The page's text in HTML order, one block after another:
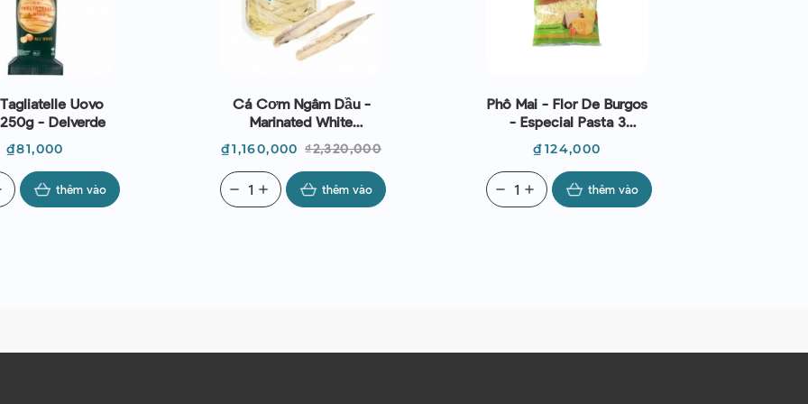
Uovo
- Delverde
Giá
₫81,000
thêm vào
Cá Cơm Ngâm Dầu -
Marinated White
Anchovies 740g | EXP
23/08/2026
Giá
₫1,160,000 Giá
thường
₫2,320,000
add
remove thêm vào
Phô Mai - Flor De Burgos
- Especial Pasta 3
Quesos 200g
Giá
₫124,000
add
remove thêm vào